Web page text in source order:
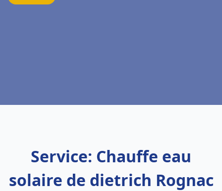
Service: Chauffe eau
solaire de dietrich Rognac